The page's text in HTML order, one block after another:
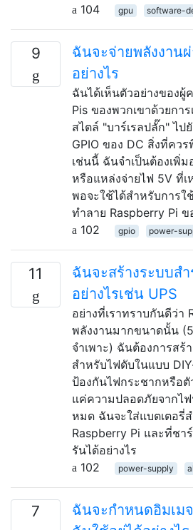
104
gpu software-
9
ฉันจะจ่ายพลังงาน
อย่างไร
ฉันได้เห็นตัวอย่างของผู้
Pis ของพวกเขาด้วยกา
สไตล์ "บาร์เรลปลั๊ก" ไป
GPIO ของ DC สิ่งที่คว
เช่นนี้ ฉันจำเป็นต้องเพิ่
หรือแหล่งจ่ายไฟ 5V ที่
พอจะใช้ได้สำหรับการใ
ทำลาย Raspberry Pi
102
gpio power-
11
ฉันจะสร้างระบบส
อย่างไรเช่น UPS
อย่างที่เราทราบกันดีว่า
พลังงานมากขนาดนั้น
จำเพาะ) ฉันต้องการสร้
สำหรับไฟดับในแบบ
ป้องกันไฟกระชากหรือตั
แค่ความปลอดภัยจากไ
หมด ฉันจะใส่แบตเตอรี่
Raspberry Pi และที่ช
รันได้อย่างไร
102
power-supply
7
ฉันจะกำหนดอิมเม